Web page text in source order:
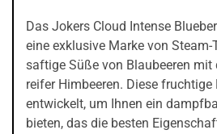
Das Jokers Cloud Intense
eine exklusive Marke von
saftige Süße von Blaubeeren mit
reifer Himbeeren. Diese
entwickelt, um Ihnen ein
bieten, das die besten